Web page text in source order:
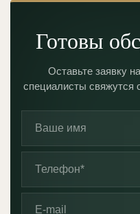
Готовы
Оставьте заявку
специалисты свяжутся